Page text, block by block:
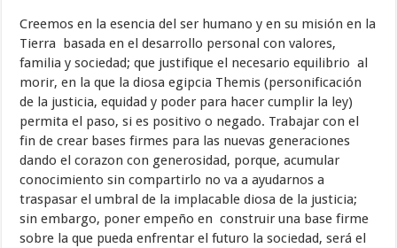
Creemos en la esencia del ser humano y en su misión en la
Tierra basada en el desarrollo personal con valores,
familia y sociedad; que justifique el necesario equilibrio al
morir, en la que la diosa egipcia Themis (personificación
de la justicia, equidad y poder para hacer cumplir la ley)
permita el paso, si es positivo o negado. Trabajar con el
fin de crear bases firmes para las nuevas generaciones
dando el corazon con generosidad, porque, acumular
conocimiento sin compartirlo no va a ayudarnos a
traspasar el umbral de la implacable diosa de la justicia;
sin embargo, poner empeño en construir una base firme
sobre la que pueda enfrentar el futuro la sociedad, será el